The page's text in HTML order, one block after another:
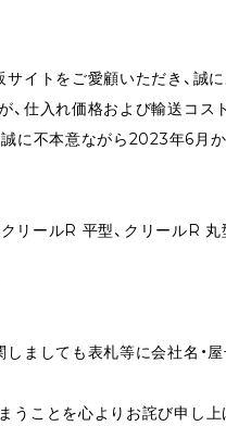
イトをご愛顧いただき、誠
、仕入れ価格および輸送コ
誠に不本意ながら2023年6
リールR 平型、クリールR 丸
ましても表札等に会社名・
うことを心よりお詫び申し